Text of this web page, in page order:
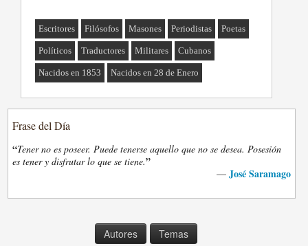
Escritores Filósofos Masones Periodistas Poetas
Políticos Traductores Militares Cubanos
Nacidos en 1853 Nacidos en 28 de Enero
Frase del Día
“Tener no es poseer. Puede tenerse aquello que no se desea. Posesión
es tener y disfrutar lo que se tiene.”
— José Saramago
Autores Temas